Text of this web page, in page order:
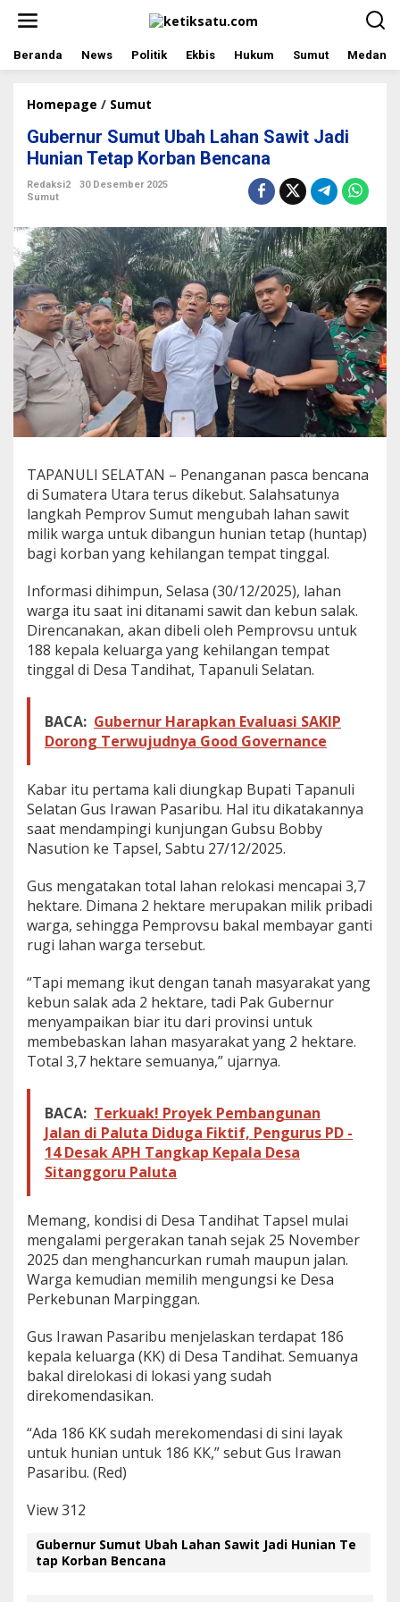
t
Beranda News Politik Ekbis Hukum Sumut Medan
Homepage / Sumut
b
e
r
n
S
u
m
u
t
U
b
a
h
L
a
a
n
a
w
i
t
J
a
i
H
u
n
i
a
e
t
a
K
o
r
b
a
n
e
n
c
a
Gubernur Sumut Ubah Lahan Sawit Jadi
Hunian Tetap Korban Bencana
Redaksi2
30 Desember 2025
Sumut
TAPANULI SELATAN – Penanganan pasca bencana
di Sumatera Utara terus dikebut. Salahsatunya
langkah Pemprov Sumut mengubah lahan sawit
milik warga untuk dibangun hunian tetap (huntap)
bagi korban yang kehilangan tempat tinggal.
Informasi dihimpun, Selasa (30/12/2025), lahan
warga itu saat ini ditanami sawit dan kebun salak.
Direncanakan, akan dibeli oleh Pemprovsu untuk
188 kepala keluarga yang kehilangan tempat
tinggal di Desa Tandihat, Tapanuli Selatan.
BACA: Gubernur Harapkan Evaluasi SAKIP
Dorong Terwujudnya Good Governance
Kabar itu pertama kali diungkap Bupati Tapanuli
Selatan Gus Irawan Pasaribu. Hal itu dikatakannya
saat mendampingi kunjungan Gubsu Bobby
Nasution ke Tapsel, Sabtu 27/12/2025.
Gus mengatakan total lahan relokasi mencapai 3,7
hektare. Dimana 2 hektare merupakan milik pribadi
warga, sehingga Pemprovsu bakal membayar ganti
rugi lahan warga tersebut.
“Tapi memang ikut dengan tanah masyarakat yang
kebun salak ada 2 hektare, tadi Pak Gubernur
menyampaikan biar itu dari provinsi untuk
membebaskan lahan masyarakat yang 2 hektare.
Total 3,7 hektare semuanya,” ujarnya.
BACA: Terkuak! Proyek Pembangunan
Jalan di Paluta Diduga Fiktif, Pengurus PD -
14 Desak APH Tangkap Kepala Desa
Sitanggoru Paluta
Memang, kondisi di Desa Tandihat Tapsel mulai
mengalami pergerakan tanah sejak 25 November
2025 dan menghancurkan rumah maupun jalan.
Warga kemudian memilih mengungsi ke Desa
Perkebunan Marpinggan.
Gus Irawan Pasaribu menjelaskan terdapat 186
kepala keluarga (KK) di Desa Tandihat. Semuanya
bakal direlokasi di lokasi yang sudah
direkomendasikan.
“Ada 186 KK sudah merekomendasi di sini layak
untuk hunian untuk 186 KK,” sebut Gus Irawan
Pasaribu. (Red)
View312
Gubernur Sumut Ubah Lahan Sawit Jadi Hunian Te
tap Korban Bencana